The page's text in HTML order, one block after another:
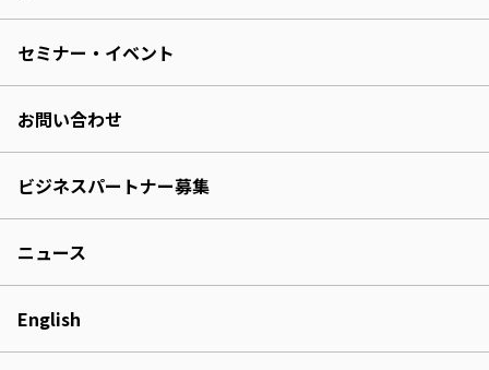
セミナー・イベント
お問い合わせ
ビジネスパートナー募集
ニュース
English